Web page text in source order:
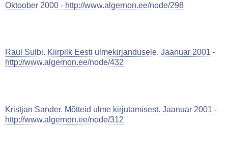
Oktoober 2000 - http://www.algernon.ee/node/298
Raul Sulbi. Kiirpilk Eesti ulmekirjandusele. Jaanuar 2001 -
http://www.algernon.ee/node/432
Kristjan Sander. Mõtteid ulme kirjutamisest. Jaanuar 2001 -
http://www.algernon.ee/node/312